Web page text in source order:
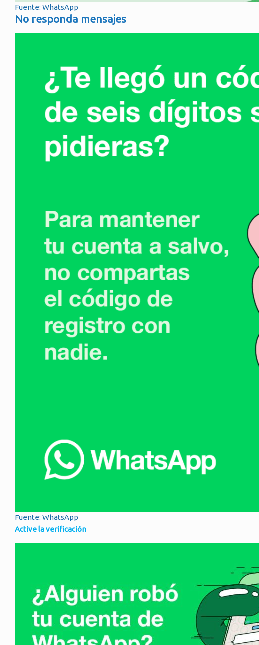
Fuente: WhatsApp
No responda mensajes
Fuente: WhatsApp
Active la verificación